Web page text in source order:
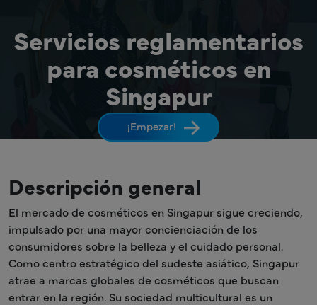
Servicios reglamentarios
para cosméticos en
Singapur
¡Empezar!
Descripción general
El mercado de cosméticos en Singapur sigue creciendo,
impulsado por una mayor concienciación de los
consumidores sobre la belleza y el cuidado personal.
Como centro estratégico del sudeste asiático, Singapur
atrae a marcas globales de cosméticos que buscan
entrar en la región. Su sociedad multicultural es un